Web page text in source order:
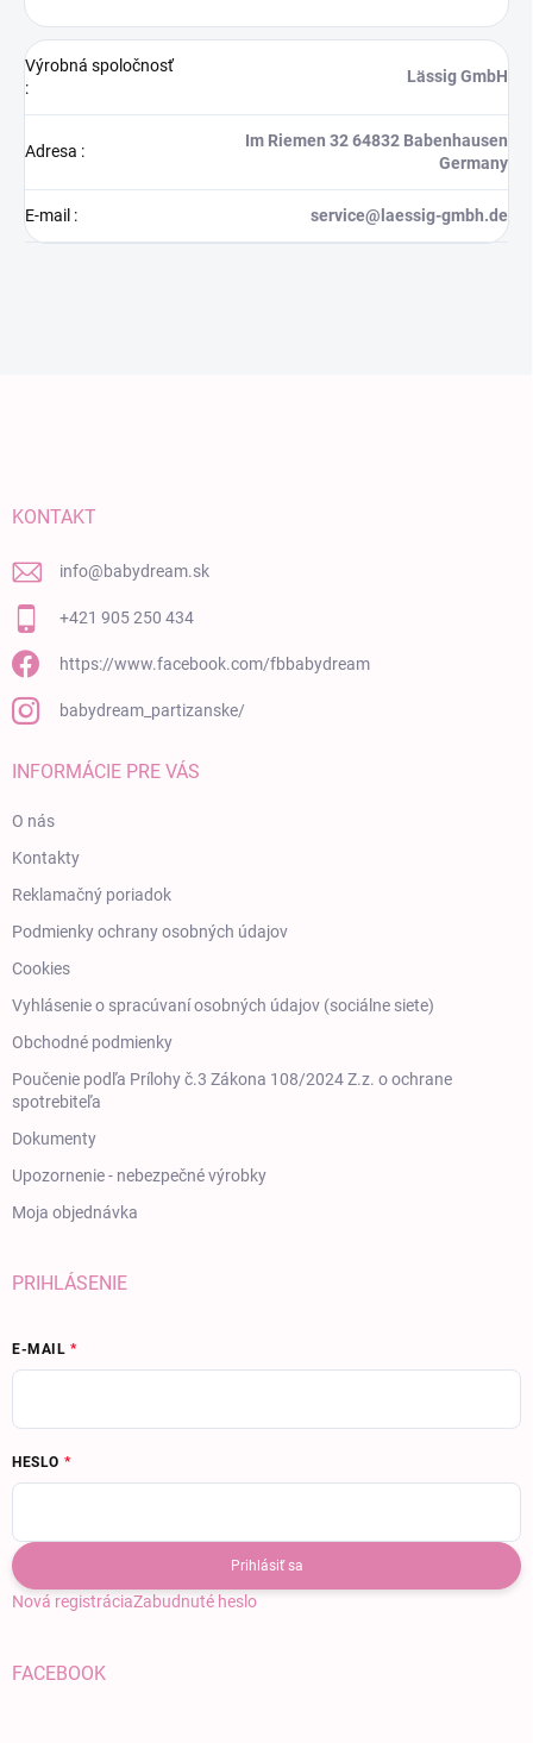
Výrobná spoločnosť
:
Lässig GmbH
Adresa :
Im Riemen 32 64832 Babenhausen
Germany
E-mail : service@laessig-gmbh.de
KONTAKT
info@babydream.sk
+421 905 250 434
https://www.facebook.com/fbbabydream
babydream_partizanske/
INFORMÁCIE PRE VÁS
O nás
Kontakty
Reklamačný poriadok
Podmienky ochrany osobných údajov
Cookies
Vyhlásenie o spracúvaní osobných údajov (sociálne siete)
Obchodné podmienky
Poučenie podľa Prílohy č.3 Zákona 108/2024 Z.z. o ochrane
spotrebiteľa
Dokumenty
Upozornenie - nebezpečné výrobky
Moja objednávka
PRIHLÁSENIE
E-MAIL
HESLO
Prihlásiť sa
Nová registráciaZabudnuté heslo
FACEBOOK